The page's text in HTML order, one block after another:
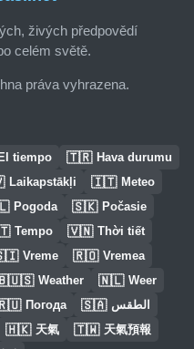
živých předpovědí
celém světě.
práva vyhrazena.
El tiempo 🇹🇷 Hava durumu
Laikapstākļi 🇮🇹 Meteo
Pogoda 🇸🇰 Počasie
Tempo 🇻🇳 Thời tiết
Vreme 🇷🇴 Vremea
Weather 🇳🇱 Weer
Погода 🇸🇦 الطقس
🇭🇰 天氣 🇹🇼 天氣預報